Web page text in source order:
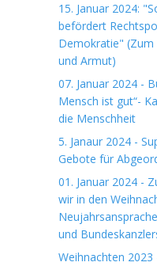
15. Januar 2024:
befördert
Demokratie"
und Armut)
07. Januar 2024 -
Mensch ist gut“-
die Menschheit
5. Janaur 2024 -
Gebote für
01. Januar 2024 -
wir in den
und
Weihnachten 2023